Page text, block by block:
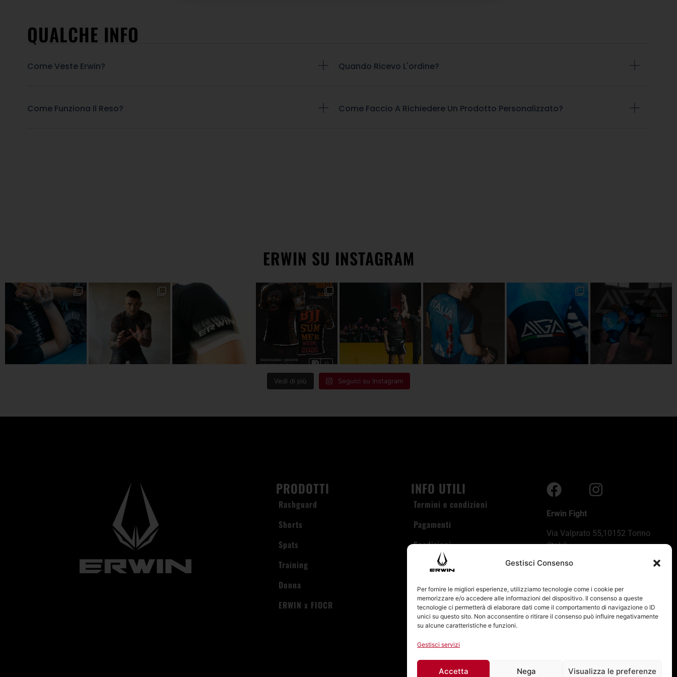
Gestisci Consenso
Per fornire le migliori esperienze, utilizziamo tecnologie come i cookie per
memorizzare e/o accedere alle informazioni del dispositivo. Il consenso a queste
tecnologie ci permetterà di elaborare dati come il comportamento di navigazione o ID
unici su questo sito. Non acconsentire o ritirare il consenso può influire negativamente
su alcune caratteristiche e funzioni.
Gestisci servizi
Accetta Nega Visualizza le preferenze
QUALCHE INFO
Come Veste Erwin?
Come Funziona Il Reso?
Quando Ricevo L'ordine?
Come Faccio A Richiedere Un Prodotto Personalizzato?
ERWIN SU INSTAGRAM
Vedi di più Seguici su Instagram
PRODOTTI
Rashguard
Shorts
Spats
Training
Donna
ERWIN x FIOCR
INFO UTILI
Termini e condizioni
Pagamenti
Spedizioni
Account
Privacy Policy
Cookie Policy
Erwin Fight
Via Valprato 55,10152 Torino
(Italy)
P.iva: 114900010011
Tel:+39 334 535 6393